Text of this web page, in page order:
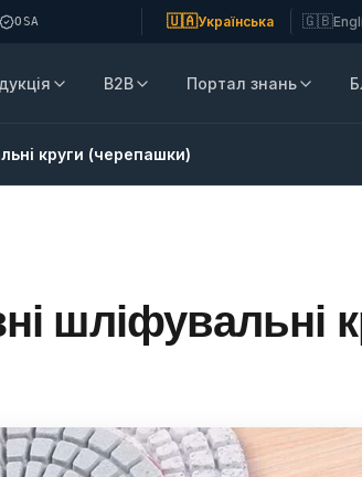
OSA 🇺🇦Українська 🇬🇧
B2B Портал знань
круги (черепашки)
шліфувальні